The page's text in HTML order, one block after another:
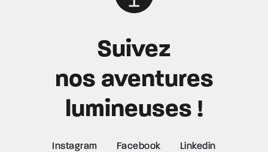
Suivez
nos aventures
lumineuses !
Instagram Facebook Linkedin